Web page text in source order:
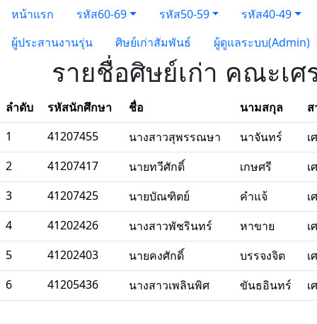
หน้าแรก รหัส60-69 รหัส50-59
รหัส40-49
ผู้ประสานงานรุ่น
ศิษย์เก่าสัมพันธ์ ผู้ดูแลระบบ(Admin)
รายชื่อศิษย์เก่า คณะเ
ลำดับ รหัสนักศึกษา ชื่อ นามสกุล
1
41207455 นางสาวสุพรรณษา นาจันทร์
เ
2
41207417 นายทวีศักดิ์ เกษศรี
เ
3
41207425 นายบัณฑิตย์ คำแจ้
เ
4
41202426 นางสาวพัชรินทร์ หาขาย
5
41202403 นายคงศักดิ์ บรรจงจิต
6
41205436 นางสาวเพลินพิศ ขันธอินทร์ เ